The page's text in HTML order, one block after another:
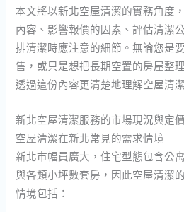
本文將以新北空屋清潔的實務角度
內容、影響報價的因素、評估清潔
排清潔時應注意的細節。無論您是
售，或只是想把長期空置的房屋整
透過這份內容更清楚地理解空屋清
新北空屋清潔服務的市場現況與定
空屋清潔在新北常見的需求情境
新北市幅員廣大，住宅型態包含公
與各類小坪數套房，因此空屋清潔
情境包括：